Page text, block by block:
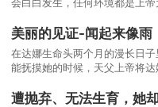
美丽的见证-闻起来像雨
在达娜生命头两个月的漫长日
能抚摸她的时候，天父上帝将
遭抛弃、无法生育，她